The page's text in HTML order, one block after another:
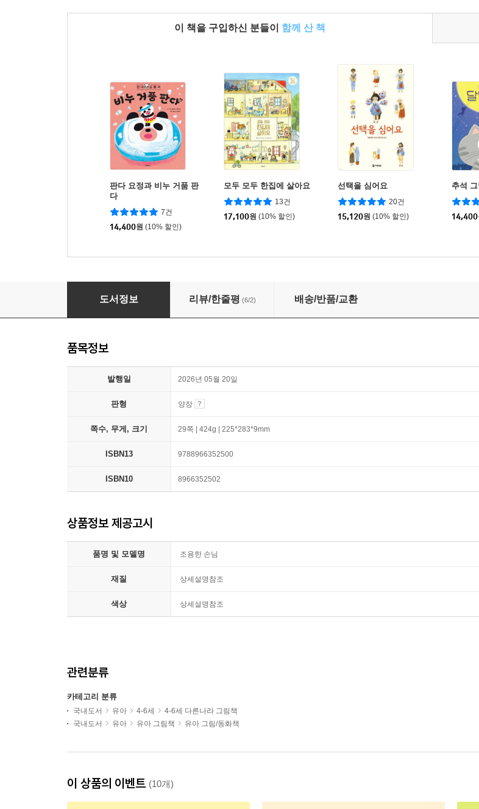
이 책을 구입하신 분들이 함께 산 책
판다 요정과 비누 거품 판
다
7건
14,400원 (10% 할인)
모두 모두 한집에 살아요
13건
17,100원 (10% 할인)
선택을 심어요
20건
15,120원 (10% 할인)
추석
14,400
조용한 손님
도서정보 리뷰/한줄평 (6/2) 배송/반품/교환
품목정보
발행일 2026년 05월 20일
판형 양장
쪽수, 무게, 크기 29쪽 | 424g | 225*283*9mm
ISBN13 9788966352500
ISBN10 8966352502
상품정보 제공고시
품명 및 모델명 조용한 손님
재질 상세설명참조
색상 상세설명참조
관련분류
카테고리 분류
국내도서 유아 4-6세
4-6세 다른나라 그림책
국내도서
유아 유아 그림책 유아 그림/동화책
이 상품의 이벤트 (10개)